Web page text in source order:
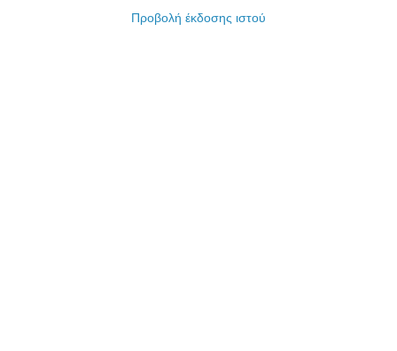
Προβολή έκδοσης ιστού